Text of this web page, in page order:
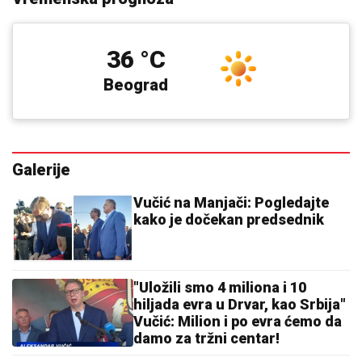
Beograd
36 °C
Galerije
Vučić na Manjači: Pogledajte
kako je dočekan predsednik
"Uložili smo 4 miliona i 10
hiljada evra u Drvar, kao Srbija"
Vučić: Milion i po evra ćemo da
damo za tržni centar!